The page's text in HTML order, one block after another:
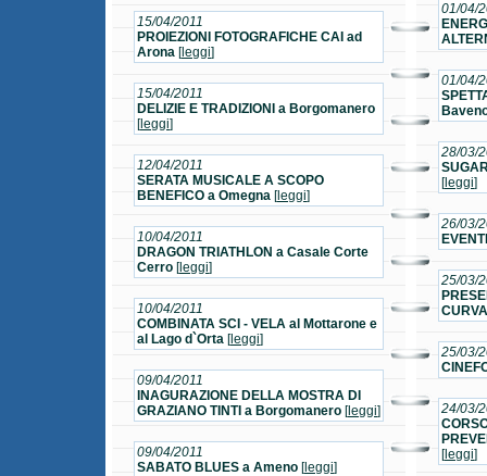
15/04/2011
PROIEZIONI FOTOGRAFICHE CAI ad
Arona [leggi]
15/04/2011
DELIZIE E TRADIZIONI a Borgomanero
[leggi]
12/04/2011
SERATA MUSICALE A SCOPO
BENEFICO a Omegna [leggi]
10/04/2011
DRAGON TRIATHLON a Casale Corte
Cerro [leggi]
10/04/2011
COMBINATA SCI - VELA al Mottarone e
al Lago d`Orta [leggi]
09/04/2011
INAGURAZIONE DELLA MOSTRA DI
GRAZIANO TINTI a Borgomanero [leggi]
09/04/2011
SABATO BLUES a Ameno [leggi]
01/04/
01/04/
28/03/
[leggi]
26/03/
25/03/
25/03/
24/03/
[leggi]